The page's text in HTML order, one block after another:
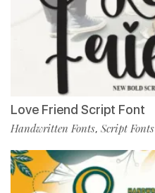
Love Friend Script Font
Handwritten Fonts, Script Fonts